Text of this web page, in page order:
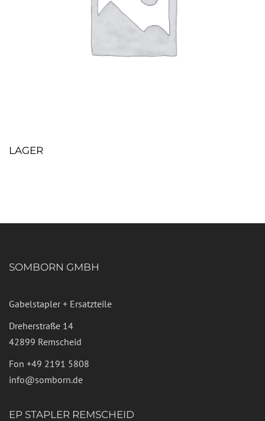
LAGER
SOMBORN GMBH
Gabelstapler + Ersatzteile
Dreherstraße 14
42899 Remscheid
Fon +49 2191 5808
info@somborn.de
EP STAPLER REMSCHEID